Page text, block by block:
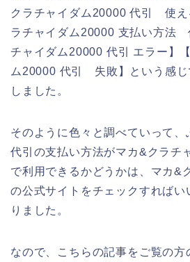
クラチャイダム20000 代引 使え
ラチャイダム20000 支払い方法
チャイダム20000 代引 エラー】
ム20000 代引 失敗】という感じ
しました。
そのように色々と調べていって、
代引の支払い方法がマカ&クラチ
で利用できるかどうかは、マカ&
の公式サイトをチェックすればい
りました。
なので、こちらの記事をご覧の方